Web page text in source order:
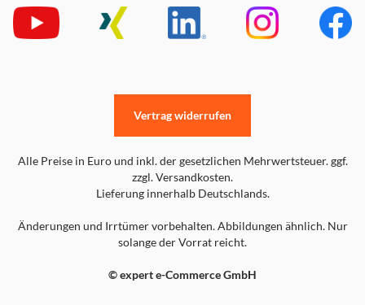
Alle Preise in Euro und inkl. der gesetzlichen Mehrwertsteuer. ggf.
zzgl. Versandkosten.
Lieferung innerhalb Deutschlands.
Änderungen und Irrtümer vorbehalten. Abbildungen ähnlich. Nur
solange der Vorrat reicht.
© expert e-Commerce GmbH
Vertrag widerrufen